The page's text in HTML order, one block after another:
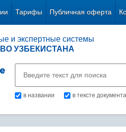
Тарифы Публичная оферта
и экспертные системы
УЗБЕКИСТАНА
в названии в тексте документа